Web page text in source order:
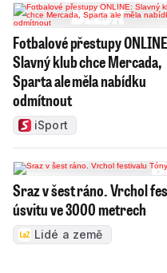
Fotbalové přestupy
Slavný klub chce Mercada,
Sparta ale měla nabídku
odmítnout
iSport
Sraz v šest ráno. Vrchol
úsvitu ve 3000 metrech
Lidé a země